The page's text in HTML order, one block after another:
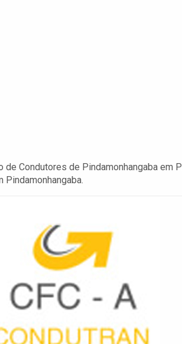
de Condutores de Pindamonhangaba em